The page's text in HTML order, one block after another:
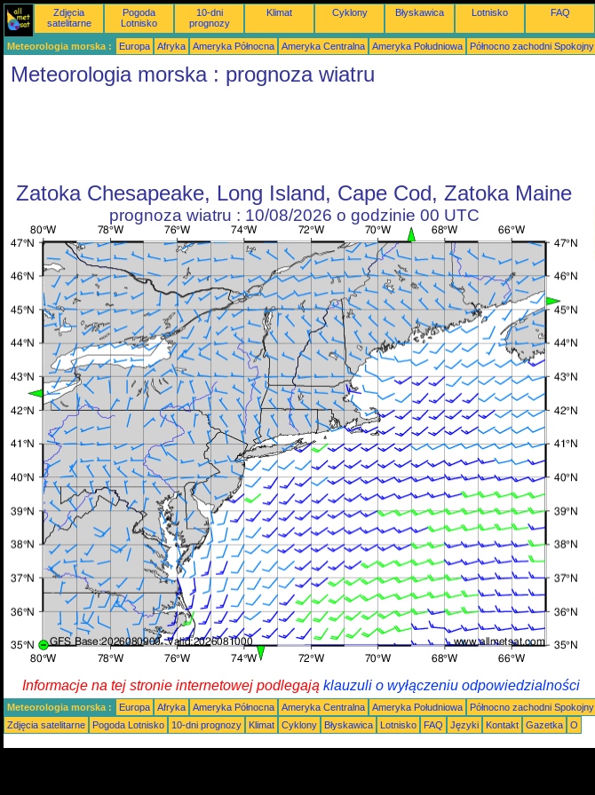
Zdjęcia
satelitarne
Pogoda
Lotnisko
10-dni
prognozy
Klimat Cyklony Błyskawica Lotnisko FAQ
Meteorologia morska : Europa Afryka Ameryka Północna Ameryka Centralna Ameryka Południowa Północno zachodni Spokojny
Meteorologia morska : prognoza wiatru
Zatoka Chesapeake, Long Island, Cape Cod, Zatoka Maine
prognoza wiatru : 10/08/2026 o godzinie 00 UTC
Informacje na tej stronie internetowej podlegają klauzuli o wyłączeniu odpowiedzialności
Meteorologia morska : Europa Afryka Ameryka Północna Ameryka Centralna Ameryka Południowa Północno zachodni Spokojny
Zdjęcia satelitarne
Pogoda Lotnisko 10-dni prognozy Klimat Cyklony Błyskawica Lotnisko FAQ Języki Kontakt Gazetka O